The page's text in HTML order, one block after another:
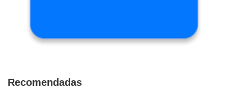
Recomendadas